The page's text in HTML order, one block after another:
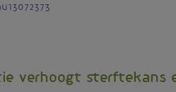
verhoogt sterftekans